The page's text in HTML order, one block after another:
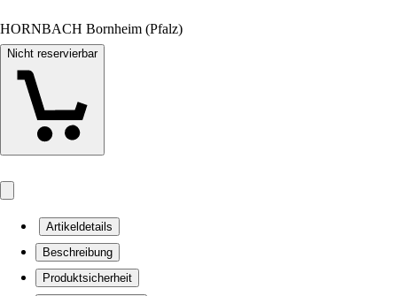
HORNBACH Bornheim (Pfalz)
Nicht reservierbar
Artikeldetails
Beschreibung
Produktsicherheit